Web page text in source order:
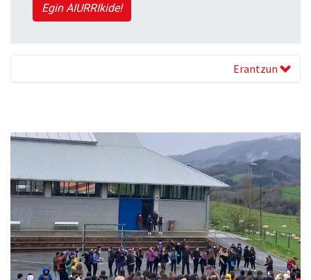
Egin AIURRIkide!
Erantzun